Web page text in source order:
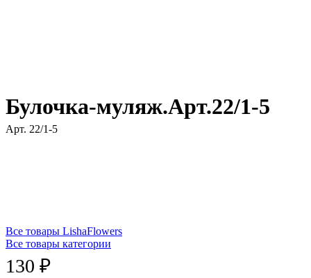
Булочка-муляж.Арт.22/1-5
Арт. 22/1-5
Все товары LishaFlowers
Все товары категории
130 ₽